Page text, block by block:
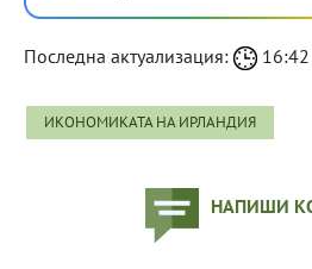
Последна актуализация: 16:42
ИКОНОМИКАТА НА ИРЛАНДИЯ
НАПИШИ